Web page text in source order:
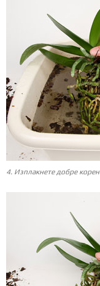
4. Изплакнете добре